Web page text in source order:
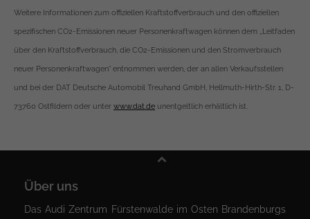
Weitere Informationen zum offiziellen Kraftstoffverbrauch und den offiziellen
spezifischen CO2-Emissionen neuer Personenkraftwagen können dem „Leitfaden
über den Kraftstoffverbrauch, die CO2-Emissionen und den Stromverbrauch
neuer Personenkraftwagen“ entnommen werden, der an allen Verkaufsstellen
und bei der DAT Deutsche Automobil Treuhand GmbH, Hellmuth-Hirth-Str. 1, D-
73760 Ostfildern oder unter www.dat.de unentgeltlich erhältlich ist.
Über uns
Das Audi Zentrum Fürstenwalde im Osten Brandenburgs